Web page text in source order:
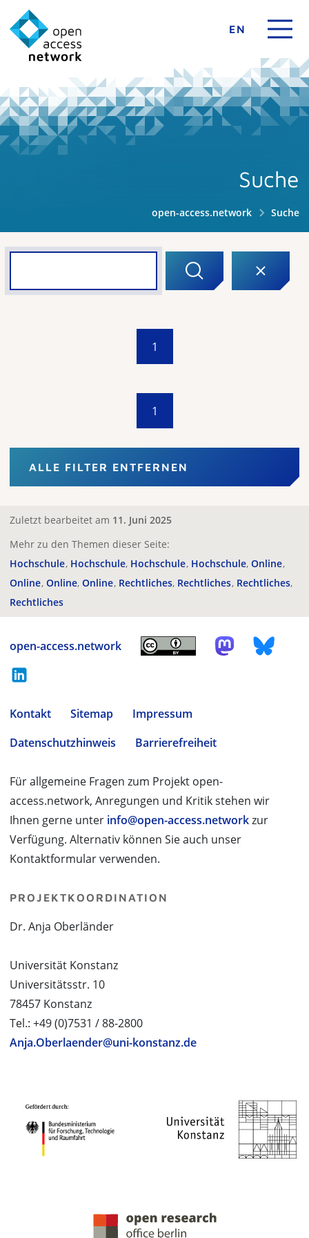
EN
Suche
open-access.network Suche
1
1
ALLE FILTER ENTFERNEN
Zuletzt bearbeitet am 11. Juni 2025
Mehr zu den Themen dieser Seite:
Hochschule Hochschule Hochschule Hochschule Online
Online Online Online Rechtliches Rechtliches Rechtliches
Rechtliches
open-access.network
Kontakt Sitemap
Impressum
Datenschutzhinweis
Barrierefreiheit
Für allgemeine Fragen zum Projekt open-
access.network, Anregungen und Kritik stehen wir
Ihnen gerne unter info@open-access.networkzur
Verfügung. Alternativ können Sie auch unser
Kontaktformular verwenden.
PROJEKTKOORDINATION
Dr. Anja Oberländer
Universität Konstanz
Universitätsstr. 10
78457 Konstanz
Tel.: +49 (0)7531 / 88-2800
Anja.Oberlaender@uni-konstanz.de